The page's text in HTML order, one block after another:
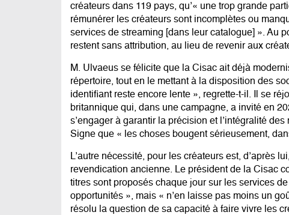
créateurs dans 119 pays, qu’« une trop grande
rémunérer les créateurs sont incomplètes ou
services de streaming [dans leur catalogue] ». Au
restent sans attribution, au lieu de revenir aux
M. Ulvaeus se félicite que la Cisac ait déjà
répertoire, tout en le mettant à la disposition des
identifiant reste encore lente », regrette-t-il. Il se
britannique qui, dans une campagne, a invité en
s’engager à garantir la précision et l’intégralité
Signe que « les choses bougent sérieusement,
L’autre nécessité, pour les créateurs est, d’après
revendication ancienne. Le président de la Cisac
titres sont proposés chaque jour sur les services
opportunités », mais « n’en laisse pas moins un
résolu la question de sa capacité à faire vivre les